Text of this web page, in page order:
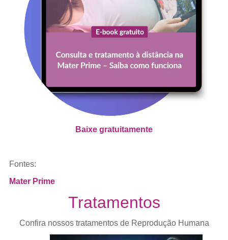
Baixe gratuitamente
Fontes:
Mater Prime
Tratamentos
Confira nossos tratamentos de Reprodução Humana